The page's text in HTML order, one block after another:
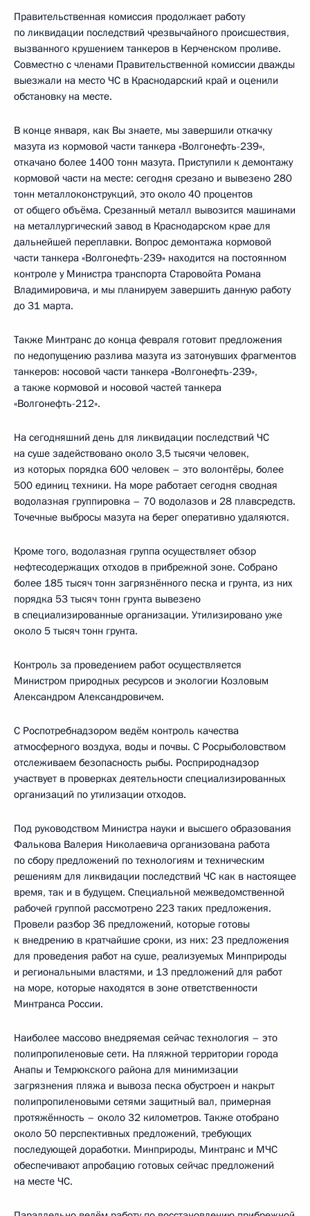
Правительственная комиссия продолжает работу
по ликвидации последствий чрезвычайного происшествия,
вызванного крушением танкеров в Керченском проливе.
Совместно с членами Правительственной комиссии дважды
выезжали на место ЧС в Краснодарский край и оценили
обстановку на месте.
В конце января, как Вы знаете, мы завершили откачку
мазута из кормовой части танкера «Волгонефть-239»,
откачано более 1400 тонн мазута. Приступили к демонтажу
кормовой части на месте: сегодня срезано и вывезено 280
тонн металлоконструкций, это около 40 процентов
от общего объёма. Срезанный металл вывозится машинами
на металлургический завод в Краснодарском крае для
дальнейшей переплавки. Вопрос демонтажа кормовой
части танкера «Волгонефть-239» находится на постоянном
контроле у Министра транспорта Старовойта Романа
Владимировича, и мы планируем завершить данную работу
до 31 марта.
Также Минтранс до конца февраля готовит предложения
по недопущению разлива мазута из затонувших фрагментов
танкеров: носовой части танкера «Волгонефть-239»,
а также кормовой и носовой частей танкера
«Волгонефть-212».
На сегодняшний день для ликвидации последствий ЧС
на суше задействовано около 3,5 тысячи человек,
из которых порядка 600 человек – это волонтёры, более
500 единиц техники. На море работает сегодня сводная
водолазная группировка – 70 водолазов и 28 плавсредств.
Точечные выбросы мазута на берег оперативно удаляются.
Кроме того, водолазная группа осуществляет обзор
нефтесодержащих отходов в прибрежной зоне. Собрано
более 185 тысяч тонн загрязнённого песка и грунта, из них
порядка 53 тысяч тонн грунта вывезено
в специализированные организации. Утилизировано уже
около 5 тысяч тонн грунта.
Контроль за проведением работ осуществляется
Министром природных ресурсов и экологии Козловым
Александром Александровичем.
С Роспотребнадзором ведём контроль качества
атмосферного воздуха, воды и почвы. С Росрыболовством
отслеживаем безопасность рыбы. Росприроднадзор
участвует в проверках деятельности специализированных
организаций по утилизации отходов.
Под руководством Министра науки и высшего образования
Фалькова Валерия Николаевича организована работа
по сбору предложений по технологиям и техническим
решениям для ликвидации последствий ЧС как в настоящее
время, так и в будущем. Специальной межведомственной
рабочей группой рассмотрено 223 таких предложения.
Провели разбор 36 предложений, которые готовы
к внедрению в кратчайшие сроки, из них: 23 предложения
для проведения работ на суше, реализуемых Минприроды
и региональными властями, и 13 предложений для работ
на море, которые находятся в зоне ответственности
Минтранса России.
Наиболее массово внедряемая сейчас технология – это
полипропиленовые сети. На пляжной территории города
Анапы и Темрюкского района для минимизации
загрязнения пляжа и вывоза песка обустроен и накрыт
полипропиленовыми сетями защитный вал, примерная
протяжённость – около 32 километров. Также отобрано
около 50 перспективных предложений, требующих
последующей доработки. Минприроды, Минтранс и МЧС
обеспечивают апробацию готовых сейчас предложений
на месте ЧС.